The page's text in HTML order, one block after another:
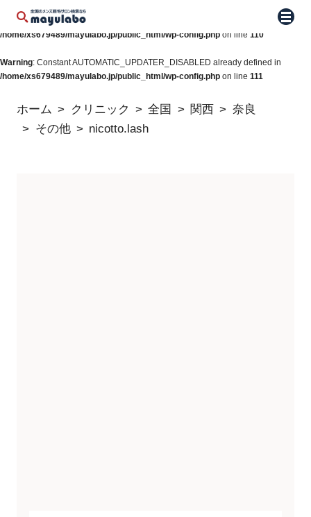
Warning: Constant WP_AUTO_UPDATE_CORE already defined in
/home/xs679489/mayulabo.jp/public_html/wp-config.php on line 110
Warning: Constant AUTOMATIC_UPDATER_DISABLED already defined in
/home/xs679489/mayulabo.jp/public_html/wp-config.php on line 111
メニ
ホーム クリニック 全国 関西
奈良
その他
nicotto.lash